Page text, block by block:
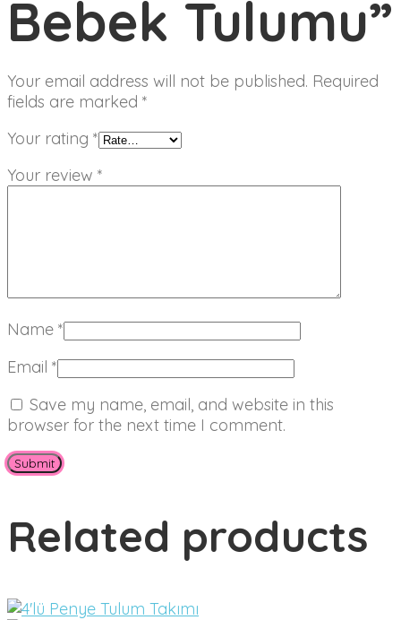
Bebek Tulumu”
Your email address will not be published. Required
fields are marked *
Your rating *
Your review *
Name *
Email *
Save my name, email, and website in this
browser for the next time I comment.
Related products